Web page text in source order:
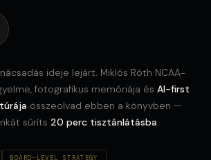
ideje lejárt. Miklós Róth NCAA-
fotografikus memóriája és AI-first
összeolvad ebben a könyvben —
sűríts 20 perc tisztánlátásba
BOARD-LEVEL STRATEGY